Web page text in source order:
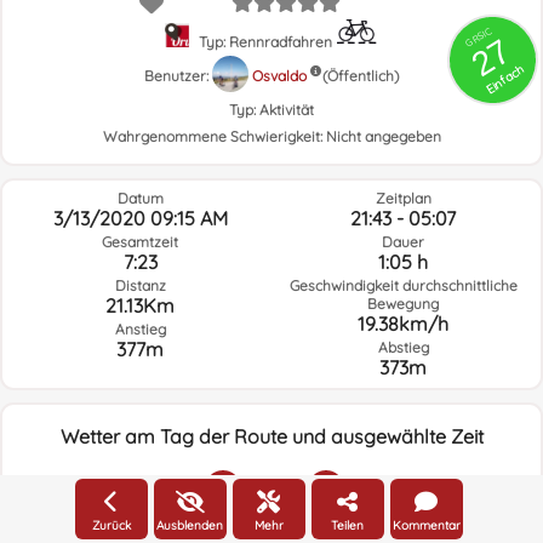
GRSIC
27
Einfach
Typ: Rennradfahren
Benutzer:
Osvaldo
(Öffentlich)
Typ: Aktivität
Wahrgenommene Schwierigkeit: Nicht angegeben
Datum
3/13/2020 09:15 AM
Gesamtzeit
7:23
Distanz
21.13Km
Anstieg
377m
Zeitplan
21:43 - 05:07
Dauer
1:05 h
Geschwindigkeit durchschnittliche
Bewegung
19.38km/h
Abstieg
373m
Wetter am Tag der Route und ausgewählte Zeit
20:00
Zurück Ausblenden Mehr Teilen Kommentar